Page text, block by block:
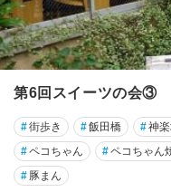
ノ
水
・
水
道
銀
座
・
第6回スイーツの会③
#街歩き #飯田橋 #神
#ペコちゃん #ペコちゃん
# 豚まん